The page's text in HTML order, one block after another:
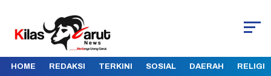
HOME REDAKSI TERKINI SOSIAL DAERAH RELIGI